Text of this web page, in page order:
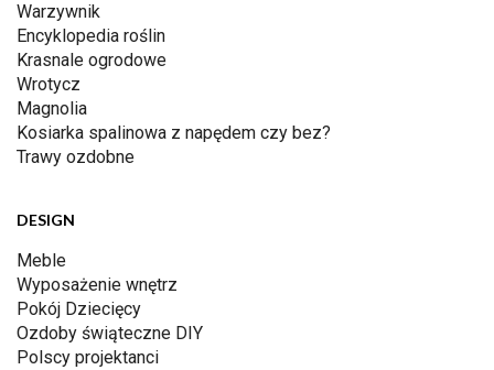
Warzywnik
Encyklopedia roślin
Krasnale ogrodowe
Wrotycz
Magnolia
Kosiarka spalinowa z napędem czy bez?
Trawy ozdobne
DESIGN
Meble
Wyposażenie wnętrz
Pokój Dziecięcy
Ozdoby świąteczne DIY
Polscy projektanci